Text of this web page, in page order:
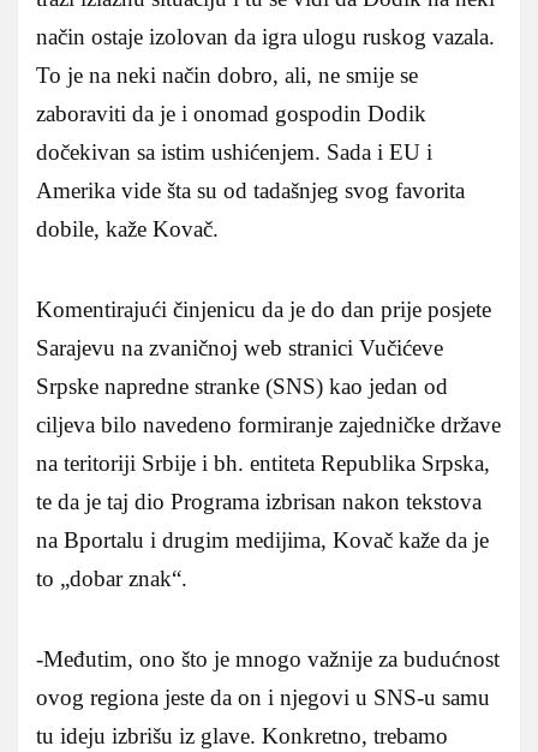
način ostaje izolovan da igra ulogu ruskog vazala.
To je na neki način dobro, ali, ne smije se
zaboraviti da je i onomad gospodin Dodik
dočekivan sa istim ushićenjem. Sada i EU i
Amerika vide šta su od tadašnjeg svog favorita
dobile, kaže Kovač.
Komentirajući činjenicu da je do dan prije posjete
Sarajevu na zvaničnoj web stranici Vučićeve
Srpske napredne stranke (SNS) kao jedan od
ciljeva bilo navedeno formiranje zajedničke države
na teritoriji Srbije i bh. entiteta Republika Srpska,
te da je taj dio Programa izbrisan nakon tekstova
na Bportalu i drugim medijima, Kovač kaže da je
to „dobar znak“.
-Međutim, ono što je mnogo važnije za budućnost
ovog regiona jeste da on i njegovi u SNS-u samu
tu ideju izbrišu iz glave. Konkretno, trebamo